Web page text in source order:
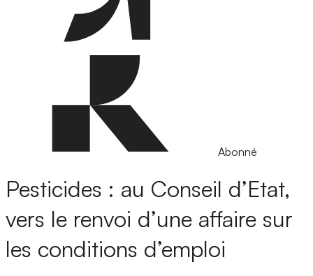
Abonné
Pesticides : au Conseil d’Etat,
vers le renvoi d’une affaire sur
les conditions d’emploi